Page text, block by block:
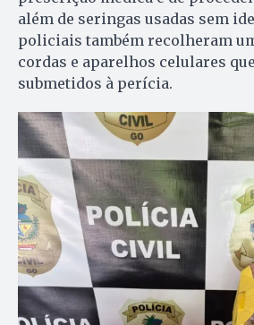
além de seringas usadas sem
policiais também recolheram
cordas e aparelhos celulares
submetidos à perícia.